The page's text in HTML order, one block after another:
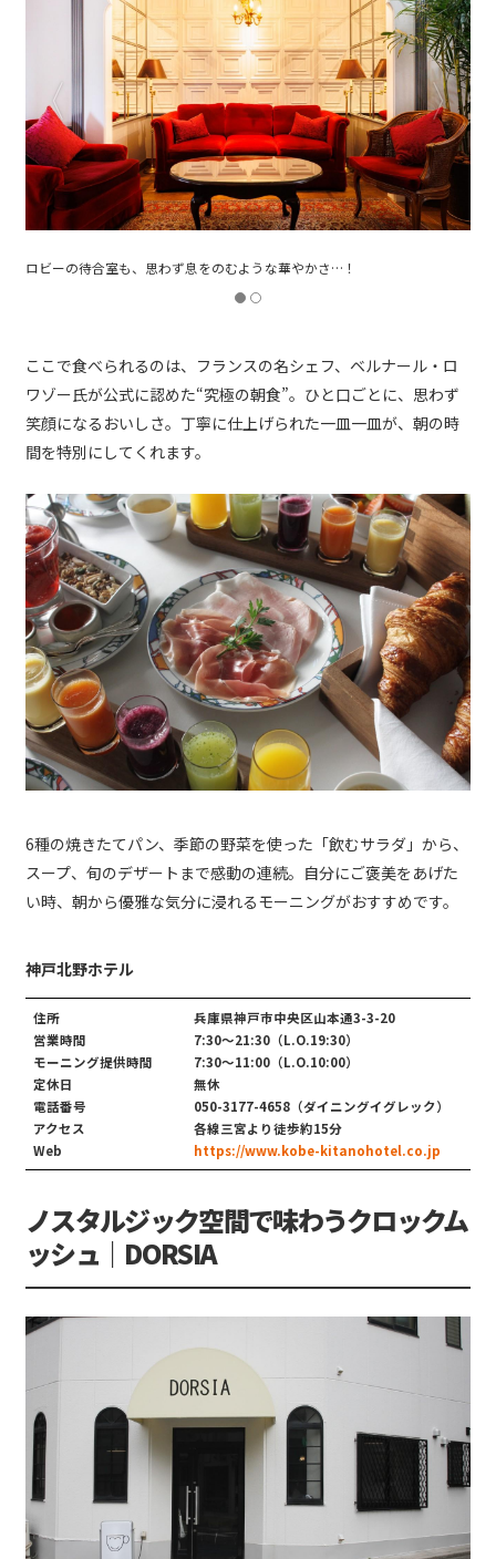
ここで食べられるのは、フランスの名シェフ、ベルナール・ロ
ワゾー氏が公式に認めた“究極の朝食”。ひと口ごとに、思わず
笑顔になるおいしさ。丁寧に仕上げられた一皿一皿が、朝の時
間を特別にしてくれます。
6種の焼きたてパン、季節の野菜を使った「飲むサラダ」から、
スープ、旬のデザートまで感動の連続。自分にご褒美をあげた
い時、朝から優雅な気分に浸れるモーニングがおすすめです。
神戸北野ホテル
住所
兵庫県神戸市中央区山本通3-3-20
営業時間
7:30〜21:30（L.O.19:30）
モーニング提供時間
7:30～11:00（L.O.10:00）
定休日
無休
電話番号
050-3177-4658（ダイニングイグレック）
アクセス
各線三宮より徒歩約15分
Web
https://www.kobe-kitanohotel.co.jp
ノスタルジック空間で味わうクロックム
ッシュ｜DORSIA